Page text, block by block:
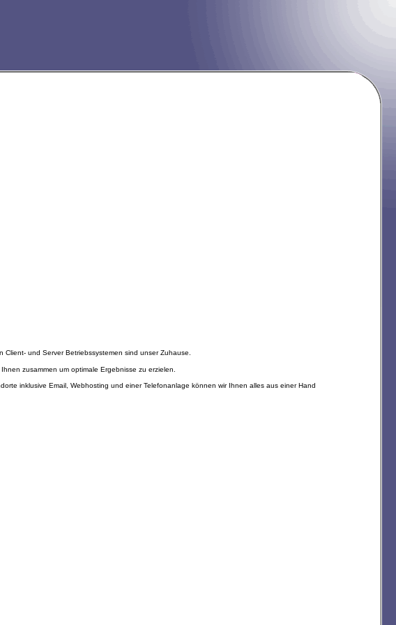
und Server Betriebssystemen sind unser Zuhause.
zusammen um optimale Ergebnisse zu erzielen.
inklusive Email, Webhosting und einer Telefonanlage können wir Ihnen alles aus einer Hand